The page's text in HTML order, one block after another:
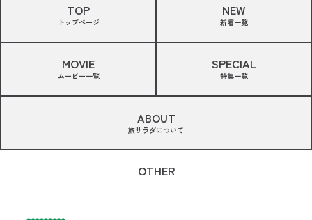
TOP
トップページ
NEW
新着一覧
MOVIE
ムービー一覧
SPECIAL
特集一覧
ABOUT
旅サラダについて
OTHER